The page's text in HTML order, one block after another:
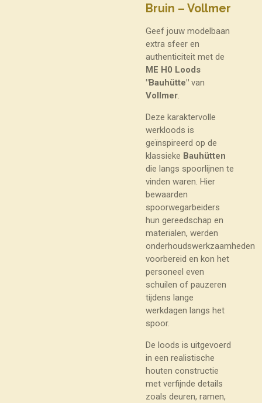
Bruin – Vollmer
Geef jouw modelbaan
extra sfeer en
authenticiteit met de
ME H0 Loods
"Bauhütte" van
Vollmer.
Deze karaktervolle
werkloods is
geïnspireerd op de
klassieke Bauhütten
die langs spoorlijnen te
vinden waren. Hier
bewaarden
spoorwegarbeiders
hun gereedschap en
materialen, werden
onderhoudswerkzaamheden
voorbereid en kon het
personeel even
schuilen of pauzeren
tijdens lange
werkdagen langs het
spoor.
De loods is uitgevoerd
in een realistische
houten constructie
met verfijnde details
zoals deuren, ramen,